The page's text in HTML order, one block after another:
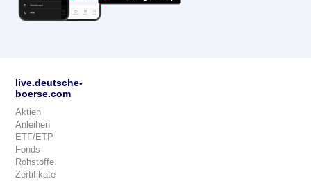
live.deutsche-
boerse.com
Aktien
Anleihen
ETF/ETP
Fonds
Rohstoffe
Zertifikate